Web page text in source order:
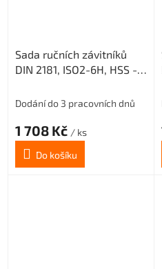
Sada ručních závitníků
DIN 2181, ISO2-6H, HSS -
M22x1,5 /0300/
Dodání do 3 pracovních dnů
1 708 Kč / ks
Do košíku